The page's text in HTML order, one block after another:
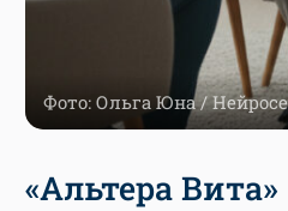
Фото: Ольга Юна /
«Альтера Вита»